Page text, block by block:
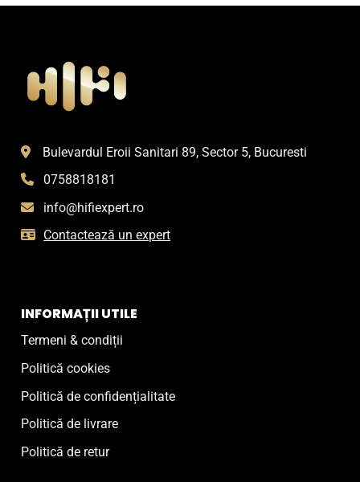
Bulevardul Eroii Sanitari 89, Sector 5, Bucuresti
0758818181
info@hifiexpert.ro
Contactează un expert
INFORMAȚII UTILE
Termeni & condiții
Politică cookies
Politică de confidențialitate
Politică de livrare
Politică de retur